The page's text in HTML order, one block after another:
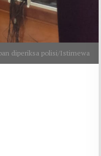
diperiksa polisi/Istimewa